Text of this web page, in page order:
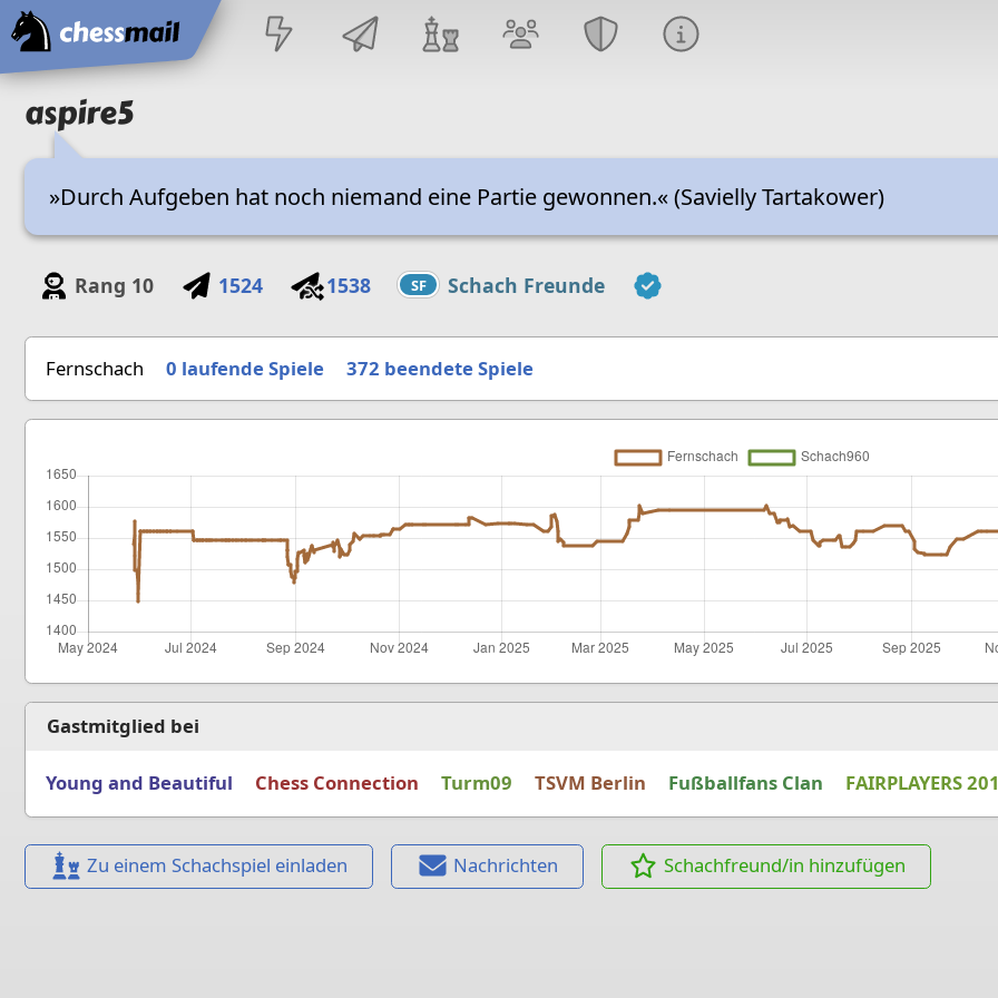
Startseite
aspire5
»Durch Aufgeben hat noch niemand eine Partie gewonnen.« (Savielly Tartakower)
Rang 10 1524 1538 SF Schach Freunde
Fernschach 0 laufende Spiele 372 beendete Spiele
Gastmitglied bei
Young and Beautiful Chess Connection Turm09 TSVM Berlin Fußballfans Clan FAIRPLAYERS
Zu einem Schachspiel einladen Nachrichten Schachfreund/in hinzufügen